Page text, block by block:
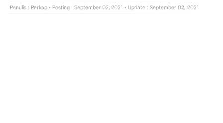
Penulis : Perkap • Posting : September 02, 2021 • Update : September 02, 2021